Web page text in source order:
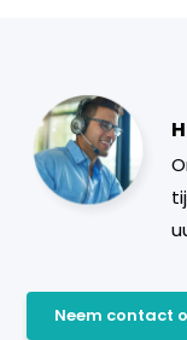
Neem contact